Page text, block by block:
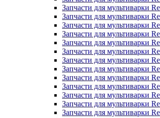
Запчасти для мультиварки
Запчасти для мультиварки
Запчасти для мультиварки
Запчасти для мультиварки
Запчасти для мультиварки
Запчасти для мультиварки
Запчасти для мультиварки
Запчасти для мультиварки
Запчасти для мультиварки
Запчасти для мультиварки
Запчасти для мультиварки
Запчасти для мультиварки
Запчасти для мультиварки